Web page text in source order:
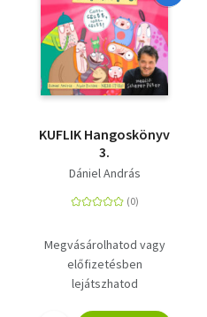
KUFLIK Hangoskönyv
3.
Dániel András
Megvásárolhatod vagy
előfizetésben
lejátszhatod